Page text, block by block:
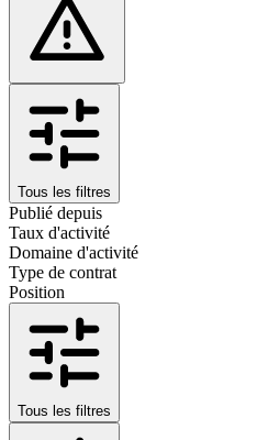
Tous les filtres
Publié depuis
Taux d'activité
Domaine d'activité
Type de contrat
Position
Tous les filtres